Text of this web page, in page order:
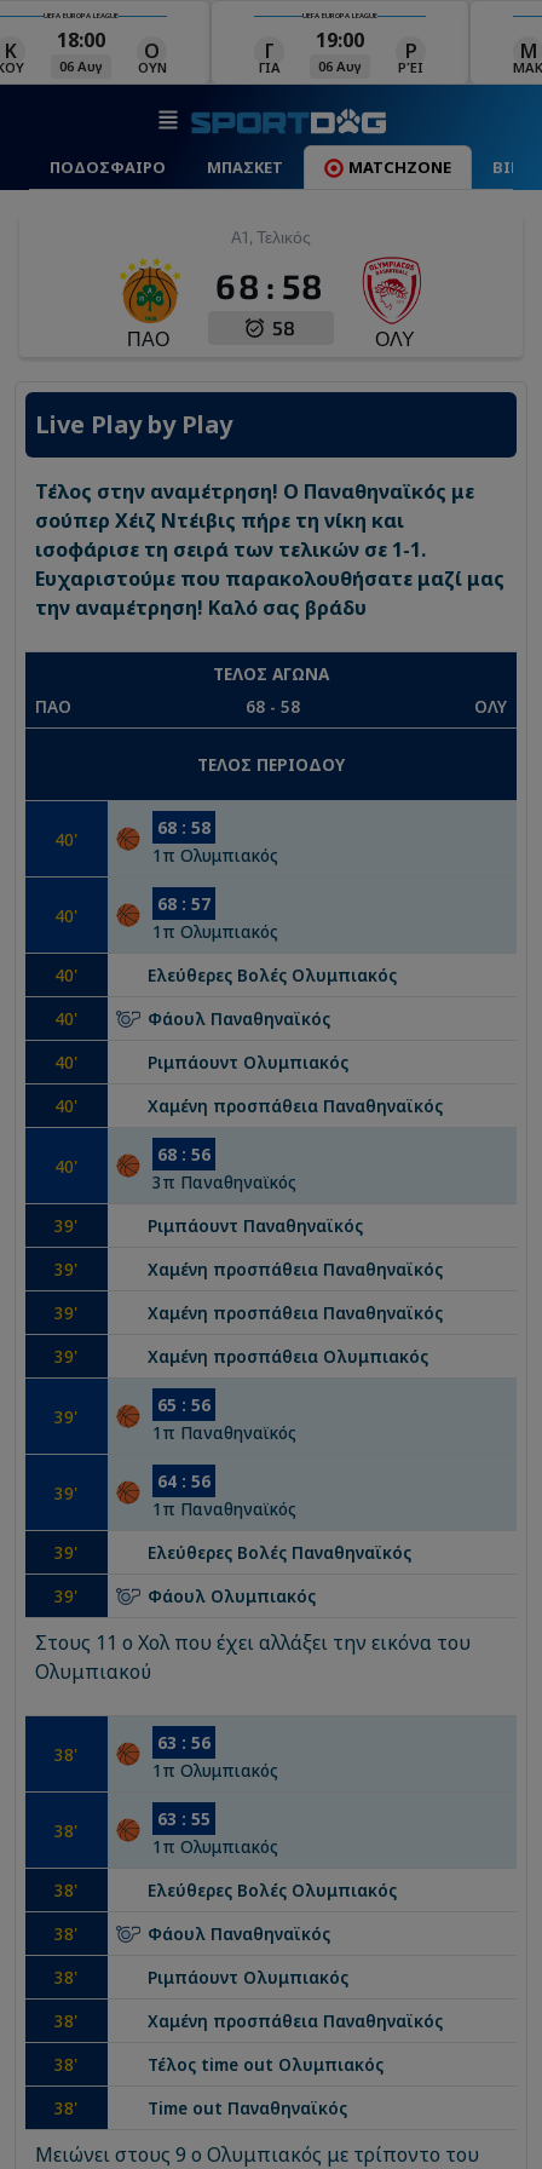
UEFA EUROPA LEAGUE
19:00
06 Αυγ
Ρ
ΡΈΙ
UEFA EUROPA LEAGUE
ΜΑΚ
19:00
06 Αυγ ΤΣΣ
Σ
ΣΆΛ
ΠΟΔΟΣΦΑΙΡΟ ΜΠΑΣΚΕΤ MATCHZONE
A1, Τελικός
ΠΑΟ
68 : 58
58 ΟΛΥ
Live Play by Play
Τέλος στην αναμέτρηση! Ο Παναθηναϊκός με
σούπερ Χέιζ Ντέιβις πήρε τη νίκη και
ισοφάρισε τη σειρά των τελικών σε 1-1.
Ευχαριστούμε που παρακολουθήσατε μαζί μας
την αναμέτρηση! Καλό σας βράδυ
ΤΕΛΟΣ ΑΓΩΝΑ
ΠΑΟ
68 - 58 ΟΛΥ
ΤΕΛΟΣ ΠΕΡΙΟΔΟΥ
40' 68 :58
1 π Ολυμπιακός
40' 68 :57
1 π Ολυμπιακός
40' Ελεύθερες Βολές Ολυμπιακός
40' Φάουλ Παναθηναϊκός
40' Ριμπάουντ Ολυμπιακός
40' Χαμένη προσπάθεια Παναθηναϊκός
40' 68 :56
3π Παναθηναϊκός
39' Ριμπάουντ Παναθηναϊκός
39' Χαμένη προσπάθεια Παναθηναϊκός
39' Χαμένη προσπάθεια Παναθηναϊκός
39' Χαμένη προσπάθεια Ολυμπιακός
39' 65 :56
1 π Παναθηναϊκός
39' 64 :56
1 π Παναθηναϊκός
39' Ελεύθερες Βολές Παναθηναϊκός
39' Φάουλ Ολυμπιακός
Στους 11 ο Χολ που έχει αλλάξει την εικόνα του
Ολυμπιακού
38' 63 :56
1 π Ολυμπιακός
38' 63 :55
1 π Ολυμπιακός
38' Ελεύθερες Βολές Ολυμπιακός
38' Φάουλ Παναθηναϊκός
38' Ριμπάουντ Ολυμπιακός
38' Χαμένη προσπάθεια Παναθηναϊκός
38' Τέλος time out Ολυμπιακός
38' Time out Παναθηναϊκός
Μειώνει στους 9 ο Ολυμπιακός με τρίποντο του